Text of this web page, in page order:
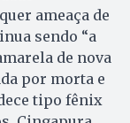
ameaça de
sendo “a
de nova
por morta e
tipo fênix